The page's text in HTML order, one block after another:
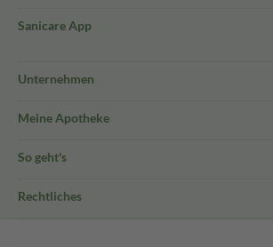
Sanicare App
Unternehmen
Meine Apotheke
So geht's
Rechtliches